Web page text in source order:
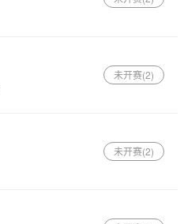
未开赛(2)
未开赛(2)